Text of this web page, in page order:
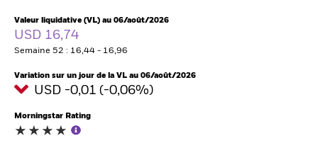
ETFs & Fonds indiciels
Documents
Intermédiaires financiers.
Valeur liquidative (VL) au 06/août/2026
USD 16,74
Semaine 52 : 16,44 - 16,96
Variation sur un jour de la VL au 06/août/2026
USD -0,01 (-0,06%)
Morningstar Rating